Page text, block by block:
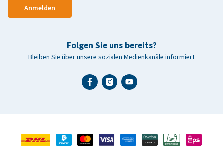
Anmelden
Folgen Sie uns bereits?
Bleiben Sie über unsere sozialen Medienkanäle informiert